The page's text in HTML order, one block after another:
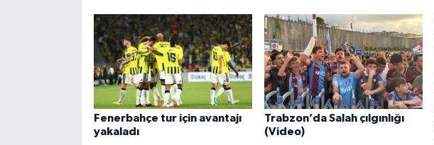
Fenerbahçe tur için avantajı
yakaladı
Trabzon’da Salah çılgınlığı
(Video)